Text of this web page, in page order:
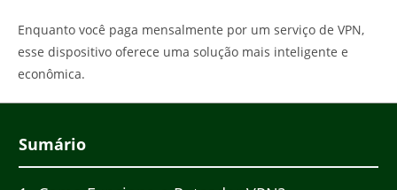
Enquanto você paga mensalmente por um serviço de VPN,
esse dispositivo oferece uma solução mais inteligente e
econômica.
Sumário